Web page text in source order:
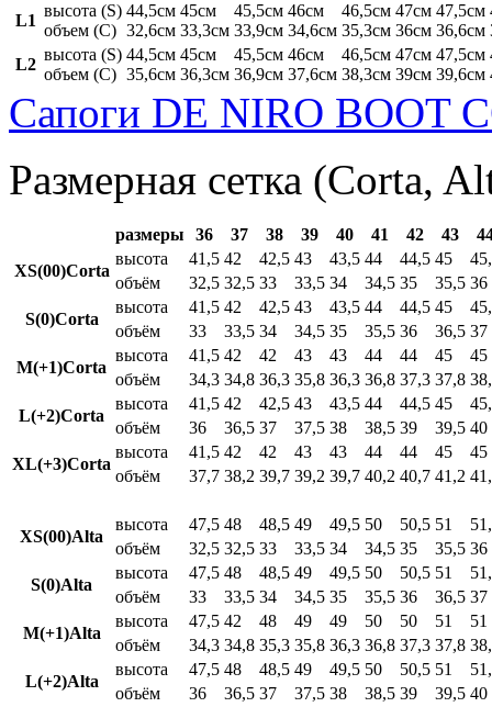
L1
высота (S)
объем (C)
44,5см
32,6см
45см
33,3см
45,5см
33,9см
46см
34,6см
46,5см
35,3см
47см
36см
47,5см
36,6см
L2
высота (S)
объем (C)
44,5см
35,6см
45см
36,3см
45,5см
36,9см
46см
37,6см
46,5см
38,3см
47см
39см
47,5см
39,6см
Сапоги DE NIRO BOOT
Размерная сетка (Corta,
размеры 36 37 38 39 40 41 42 43
XS(00)Corta
высота 41,5 42 42,5 43 43,5 44 44,5 45
объём
32,5 32,5 33 33,5 34 34,5 35 35,5 36
S(0)Corta
высота 41,5 42 42,5 43 43,5 44 44,5 45
объём
33 33,5 34 34,5 35 35,5 36 36,5 37
M(+1)Corta
высота 41,5 42 42 43 43 44 44 45
45
объём
34,3 34,8 36,3 35,8 36,3 36,8 37,3 37,8
L(+2)Corta
высота 41,5 42 42,5 43 43,5 44 44,5 45
объём
36 36,5 37 37,5 38 38,5 39 39,5 40
XL(+3)Corta
высота 41,5 42 42 43 43 44 44 45
45
объём
37,7 38,2 39,7 39,2 39,7 40,2 40,7 41,2
XS(00)Alta
высота 47,5 48 48,5 49 49,5 50 50,5 51
объём
32,5 32,5 33 33,5 34 34,5 35 35,5 36
S(0)Alta
высота 47,5 48 48,5 49 49,5 50 50,5 51
объём
33 33,5 34 34,5 35 35,5 36 36,5 37
M(+1)Alta
высота 47,5 42 48 49 49 50 50 51
51
объём
34,3 34,8 35,3 35,8 36,3 36,8 37,3 37,8
L(+2)Alta
высота 47,5 48 48,5 49 49,5 50 50,5 51
объём
36 36,5 37 37,5 38 38,5 39 39,5 40